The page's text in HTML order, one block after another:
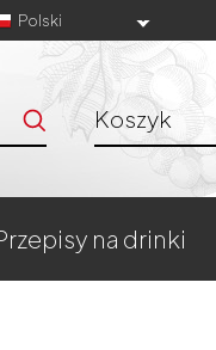
Polski
Koszyk
przepisy na drinki